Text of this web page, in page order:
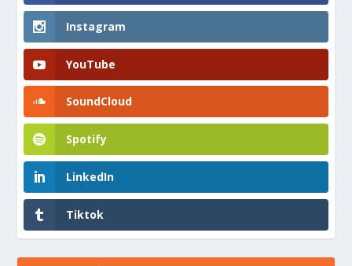
Instagram
YouTube
SoundCloud
Spotify
LinkedIn
Tiktok